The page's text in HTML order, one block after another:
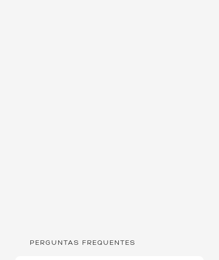
PERGUNTAS FREQUENTES